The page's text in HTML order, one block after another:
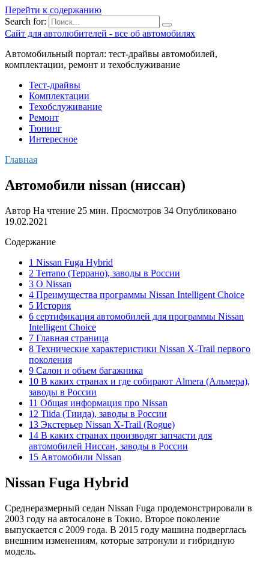
Перейти к содержанию
Search for:
Сайт для автолюбителей - все об автомобилях
Автомобильный портал: тест-драйвы автомобилей,
комплектации, ремонт и техобслуживание
Тест-драйвы
Комплектации
Техобслуживание
Ремонт
Тюнинг
Интересное
Главная
Автомобили nissan (ниссан)
Автор На чтение 25 мин. Просмотров 34 Опубликовано
19.02.2021
Содержание
1 Nissan Fuga Hybrid
2 Terrano (Террано), заводы в России
3 О Nissan
4 Преимущества программы Nissan Intelligent Choice
5 История
6 сертификация автомобилей для программы Nissan
Intelligent Choice
7 Главная страница
8 Технические характеристики Nissan X-Trail первого
поколения
9 Салон и объем багажника
10 В каких странах и где собирают Almera (Альмера),
заводы в России
11 Общая информация про Nissan
12 Tiida (Тиида), заводы в России
13 Экстерьер Nissan X-Trail (Rogue)
14 В каких странах производят запчасти для
автомобилей Ниссан, заводы в России
15 Автомобили Nissan
Nissan Fuga Hybrid
Среднеразмерный седан Nissan Fuga продемонстрировали в
2003 году на автосалоне в Токио. Второе поколение
выпускается с 2009 года. В 2015 году машина подверглась
внешним изменениям, которые затронули и гибридную
модель.